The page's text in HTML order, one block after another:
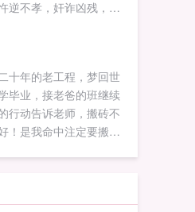
逆不孝，奸诈凶残，简
十年的老工程，梦回世
毕业，接老爸的班继续
行动告诉老师，搬砖不
！是我命中注定要搬砖